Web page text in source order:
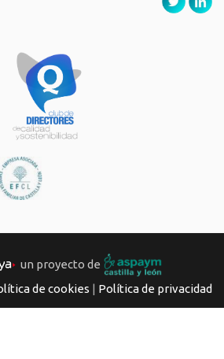
un proyecto de
de cookies | Política de privacidad